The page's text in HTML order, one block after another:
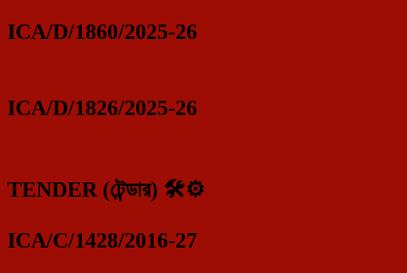
ICA/D/1860/2025-26
ICA/D/1826/2025-26
TENDER (টেন্ডার) 🛠️⚙️
ICA/C/1428/2016-27